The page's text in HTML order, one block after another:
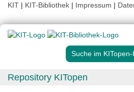
KIT | KIT-Bibliothek | Impressum |
Suche im KITopen-
Repository KITopen